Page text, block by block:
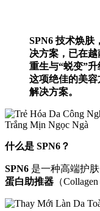
SPN6 技术焕肤
决方案，已在
重生与“蜕变”
这项绝佳的美
解决方案。
什么是 SPN6？
SPN6 是一种高端护
蛋白助推器 （